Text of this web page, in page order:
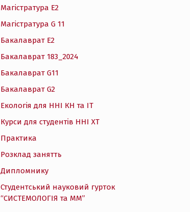
Магістратура E2
Магістратура G 11
Бакалаврат E2
Бакалаврат 183_2024
Бакалаврат G11
Бакалаврат G2
Екологія для ННІ КН та ІТ
Курси для студентів ННІ ХТ
Практика
Розклад занятть
Дипломнику
Студентський науковий гурток
“СИСТЕМОЛОГІЯ та ММ”